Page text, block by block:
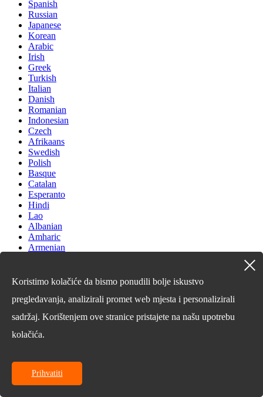
Spanish
Russian
Japanese
Korean
Arabic
Irish
Greek
Turkish
Italian
Danish
Romanian
Indonesian
Czech
Afrikaans
Swedish
Polish
Basque
Catalan
Esperanto
Hindi
Lao
Albanian
Amharic
Armenian
Bengali
Bulgarian
Cebuano
Chichewa
Corsican
Estonian
Filipino
Finnish
Koristimo kolačiće da bismo ponudili bolje iskustvo
pregledavanja, analizirali promet web mjesta i personalizirali
sadržaj. Korištenjem ove stranice pristajete na našu upotrebu
kolačića.
Prihvatiti